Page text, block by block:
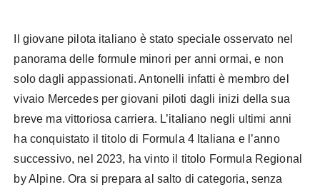
Il giovane pilota italiano è stato speciale osservato nel
panorama delle formule minori per anni ormai, e non
solo dagli appassionati. Antonelli infatti è membro del
vivaio Mercedes per giovani piloti dagli inizi della sua
breve ma vittoriosa carriera. L’italiano negli ultimi anni
ha conquistato il titolo di Formula 4 Italiana e l’anno
successivo, nel 2023, ha vinto il titolo Formula Regional
by Alpine. Ora si prepara al salto di categoria, senza